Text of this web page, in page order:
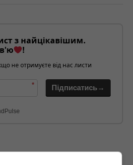
з найцікавішим.
!
не отримуєте від нас листи
* Підписатись→